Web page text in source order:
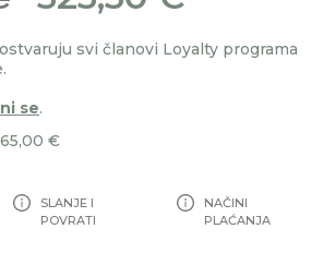
svi članovi Loyalty programa
se.
€
SLANJE I
POVRATI
NAČINI
PLAĆANJA